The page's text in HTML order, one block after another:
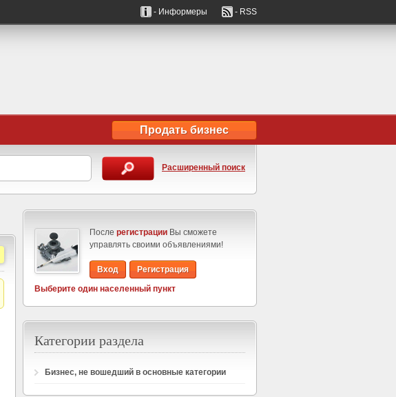
- Информеры - RSS
Продать бизнес
Расширенный поиск
После регистрации Вы сможете
управлять своими объявлениями!
Вход
Регистрация
Выберите один населенный пункт
Категории раздела
Бизнес, не вошедший в основные категории